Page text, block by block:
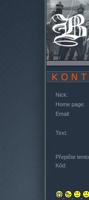
Nick:
Home page:
Email:
Text:
Přepište
Kód: